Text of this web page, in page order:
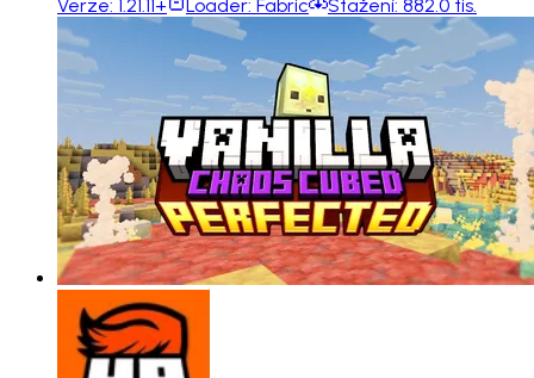
Verze: 1.21.11+ Loader: Fabric Stažení: 882.0 tis.